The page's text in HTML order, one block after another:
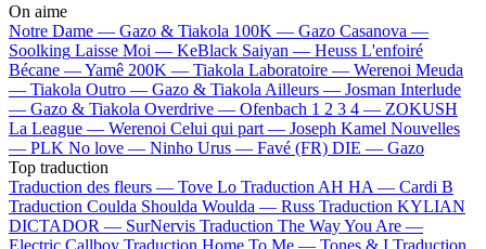
On aime
Notre Dame — Gazo & Tiakola 100K — Gazo Casanova —
Soolking Laisse Moi — KeBlack Saiyan — Heuss L'enfoiré
Bécane —Yamê 200K — Tiakola Laboratoire — Werenoi Meuda
— Tiakola Outro — Gazo & Tiakola Ailleurs — Josman Interlude
— Gazo & Tiakola Overdrive — Ofenbach 1 2 3 4 — ZOKUSH
La League — Werenoi Celui qui part — Joseph Kamel Nouvelles
— PLK No love — Ninho Urus — Favé (FR) DIE — Gazo
Top traduction
Traduction des fleurs — Tove Lo Traduction AH HA — Cardi B
Traduction Coulda Shoulda Woulda — Russ Traduction KYLIAN
DICTADOR — SurNervis Traduction The Way You Are —
Electric Callboy Traduction Home To Me — Tones & I Traduction